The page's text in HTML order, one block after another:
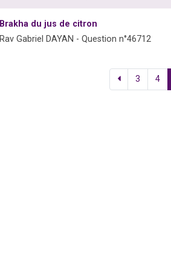
Brakha du jus de citron
Rav Gabriel DAYAN - Question n°46712
3 4